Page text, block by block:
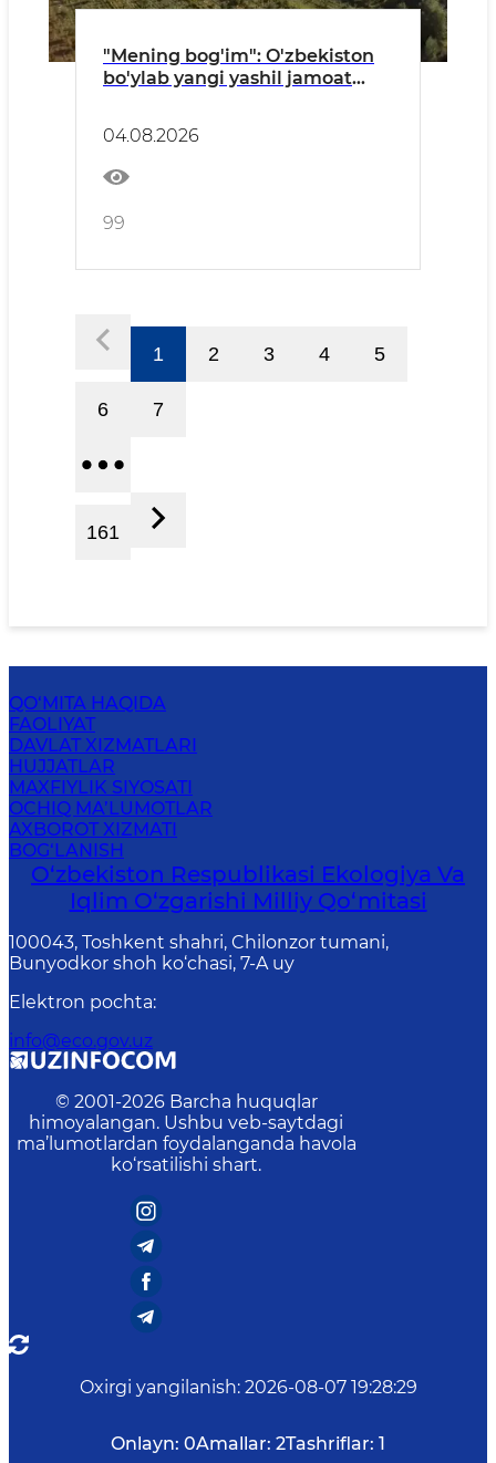
"Mening bog'im": O'zbekiston
bo'ylab yangi yashil jamoat
04.08.2026
99
1 2 3 4 5
6 7
161
QO‘MITA HAQIDA
FAOLIYAT
DAVLAT XIZMATLARI
HUJJATLAR
MAXFIYLIK SIYOSATI
OCHIQ MA’LUMOTLAR
AXBOROT XIZMATI
BOG‘LANISH
O‘zbekiston Respublikasi Ekologiya Va
Iqlim O‘zgarishi Milliy Qo‘mitasi
100043, Toshkent shahri, Chilonzor tumani,
Bunyodkor shoh ko‘chasi, 7-A uy
Elektron pochta:
info@eco.gov.uz
© 2001-2026 Barcha huquqlar
himoyalangan. Ushbu veb-saytdagi
ma’lumotlardan foydalanganda havola
ko‘rsatilishi shart.
Oxirgi yangilanish: 2026-08-07 19:28:29
Onlayn: 0Amallar: 2Tashriflar: 1